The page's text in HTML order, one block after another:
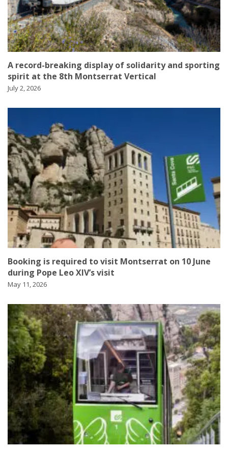
A record-breaking display of solidarity and sporting
spirit at the 8th Montserrat Vertical
July 2, 2026
Booking is required to visit Montserrat on 10 June
during Pope Leo XIV’s visit
May 11, 2026